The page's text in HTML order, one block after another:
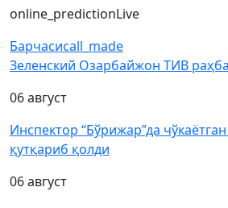
online_predictionLive
Барчасиcall_made
Зеленский Озарбайжон ТИВ
06 август
Инспектор “Бўрижар”да
қутқариб қолди
06 август